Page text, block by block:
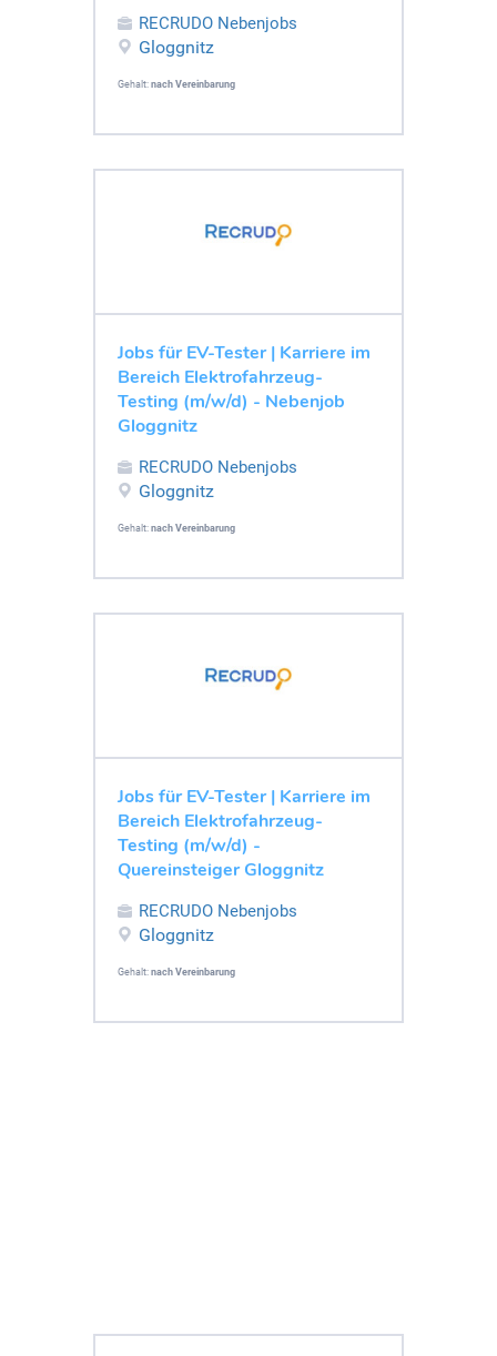
RECRUDO Nebenjobs
Gloggnitz
Gehalt: nach Vereinbarung
Jobs für EV-Tester | Karriere im
Bereich Elektrofahrzeug-
Testing (m/w/d) - Nebenjob
Gloggnitz
RECRUDO Nebenjobs
Gloggnitz
Gehalt: nach Vereinbarung
Jobs für EV-Tester | Karriere im
Bereich Elektrofahrzeug-
Testing (m/w/d) -
Quereinsteiger Gloggnitz
RECRUDO Nebenjobs
Gloggnitz
Gehalt: nach Vereinbarung